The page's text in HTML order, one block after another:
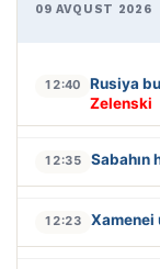
09 AVQUST 2026
12:40 Rusiya
Zelenski
12:35 Sabahın
12:23 Xamenei